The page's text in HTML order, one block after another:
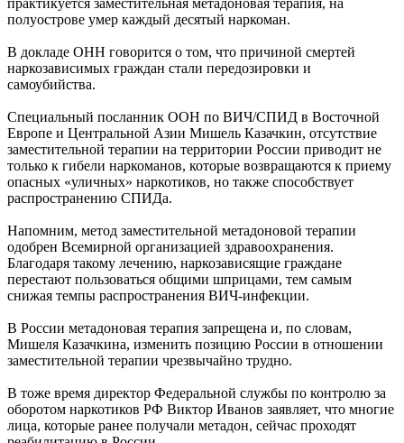
полуострове умер каждый десятый наркоман.
В докладе ОНН говорится о том, что причиной смертей
наркозависимых граждан стали передозировки и
самоубийства.
Специальный посланник ООН по ВИЧ/СПИД в Восточной
Европе и Центральной Азии Мишель Казачкин, отсутствие
заместительной терапии на территории России приводит не
только к гибели наркоманов, которые возвращаются к приему
опасных «уличных» наркотиков, но также способствует
распространению СПИДа.
Напомним, метод заместительной метадоновой терапии
одобрен Всемирной организацией здравоохранения.
Благодаря такому лечению, наркозависящие граждане
перестают пользоваться общими шприцами, тем самым
снижая темпы распространения ВИЧ-инфекции.
В России метадоновая терапия запрещена и, по словам,
Мишеля Казачкина, изменить позицию России в отношении
заместительной терапии чрезвычайно трудно.
В тоже время директор Федеральной службы по контролю за
оборотом наркотиков РФ Виктор Иванов заявляет, что многие
лица, которые ранее получали метадон, сейчас проходят